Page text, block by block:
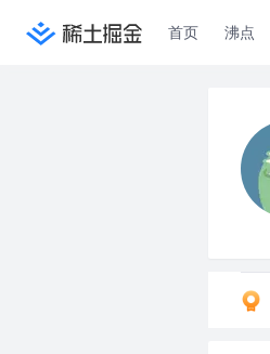
首页 沸点